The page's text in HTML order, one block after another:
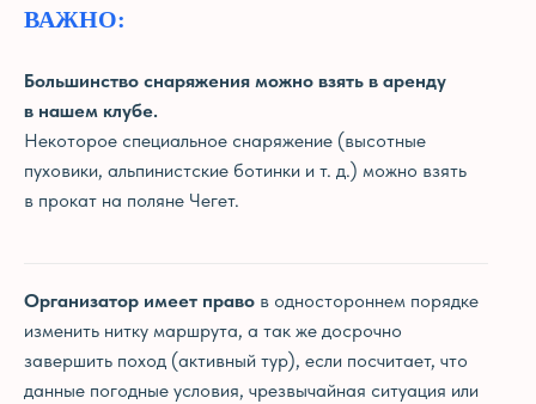
ВАЖНО:
Большинство снаряжения можно взять в аренду
в нашем клубе.
Некоторое специальное снаряжение (высотные
пуховики, альпинистские ботинки и т. д.) можно взять
в прокат на поляне Чегет.
Организатор имеет право в одностороннем порядке
изменить нитку маршрута, а так же досрочно
завершить поход (активный тур), если посчитает, что
данные погодные условия, чрезвычайная ситуация или